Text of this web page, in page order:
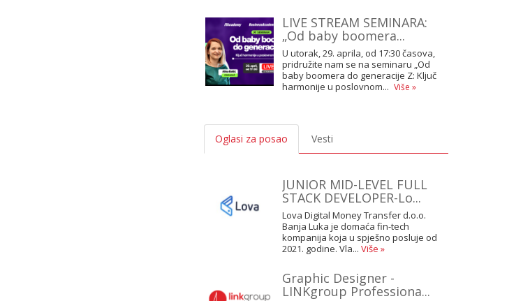
LIVE STREAM SEMINARA:
„Od baby boomera...
U utorak, 29. aprila, od 17:30 časova,
pridružite nam se na seminaru „Od
baby boomera do generacije Z: Ključ
harmonije u poslovnom... Više »
Oglasi za posao Vesti
JUNIOR MID-LEVEL FULL
STACK DEVELOPER-Lo...
Lova Digital Money Transfer d.o.o.
Banja Luka je domaća fin-tech
kompanija koja u spješno posluje od
2021. godine. Vla... Više »
Graphic Designer -
LINKgroup Professiona...